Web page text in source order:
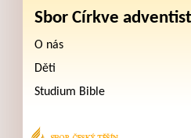
Sbor Církve
O nás
Děti
Studium Bible